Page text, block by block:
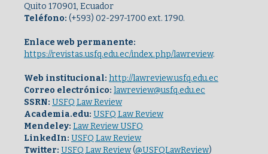
Quito 170901, Ecuador
Teléfono: (+593) 02-297-1700 ext. 1790.
Enlace web permanente:
https://revistas.usfq.edu.ec/index.php/lawreview.
Web institucional: http://lawreview.usfq.edu.ec
Correo electrónico: lawreview@usfq.edu.ec
SSRN: USFQ Law Review
Academia.edu: USFQ Law Review
Mendeley: Law Review USFQ
LinkedIn: USFQ Law Review
Twitter: USFQ Law Review(@USFQLawReview)